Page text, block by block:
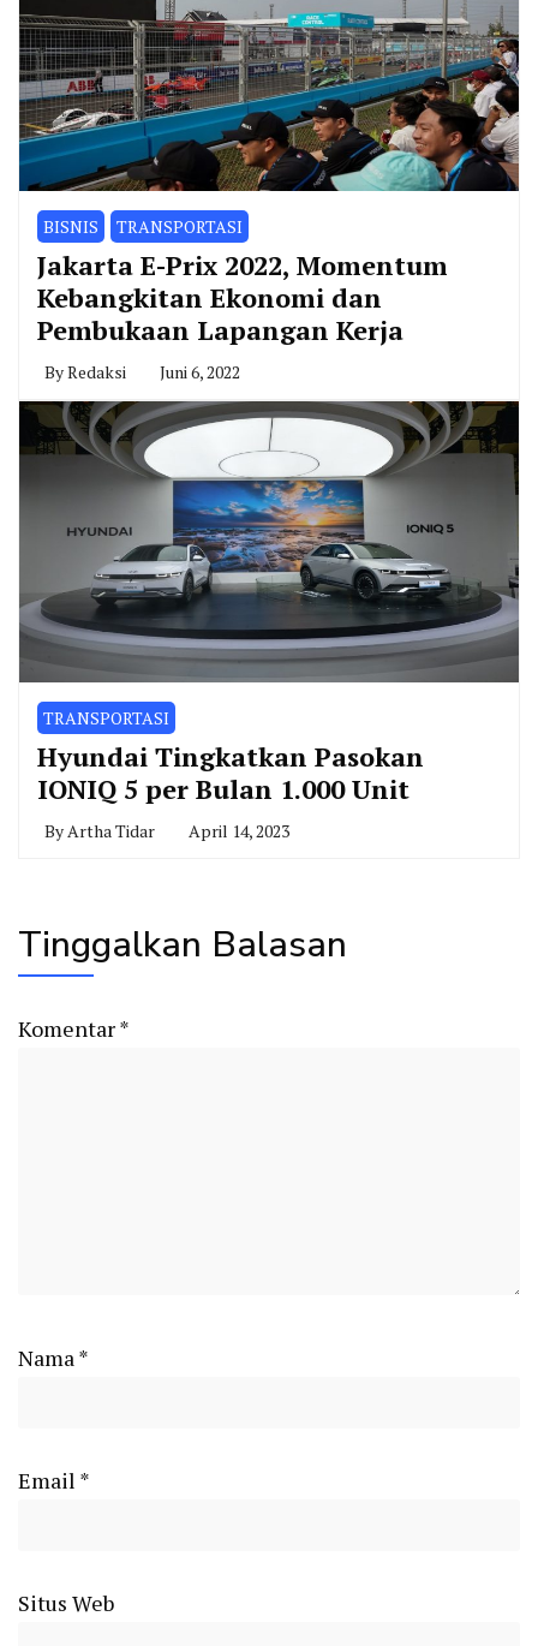
BISNIS TRANSPORTASI
Jakarta E-Prix 2022, Momentum
Kebangkitan Ekonomi dan
Pembukaan Lapangan Kerja
ByRedaksi Juni 6, 2022
TRANSPORTASI
Hyundai Tingkatkan Pasokan
IONIQ 5 per Bulan 1.000 Unit
ByArtha Tidar April 14, 2023
Tinggalkan Balasan
Komentar*
Nama*
Email *
Situs Web